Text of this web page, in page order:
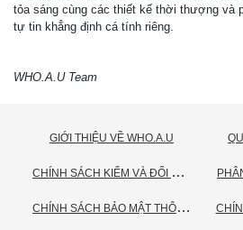
tỏa sáng cùng các thiết kế thời thượng và
tự tin khẳng định cá tính riêng.
WHO.A.U Team
GIỚI THIỆU VỀ WHO.A.U
C
HÍNH SÁCH KIỂM VÀ ĐỔI TRẢ HÀNG
C
HÍNH SÁCH BẢO MẬT THÔNG TIN CÁ NHÂN